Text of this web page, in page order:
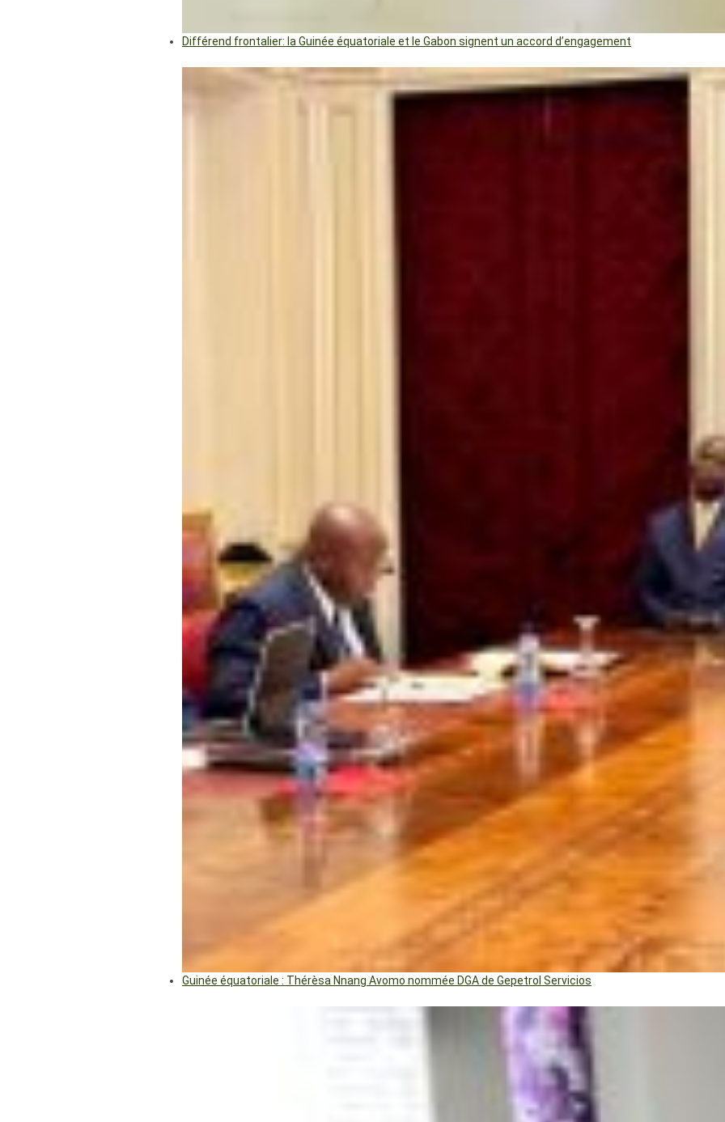
Différend frontalier: la Guinée équatoriale et le Gabon signent un accord d’engagement
Guinée équatoriale : Thérèsa Nnang Avomo nommée DGA de Gepetrol Servicios